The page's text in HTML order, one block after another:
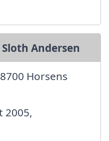
Andersen
Horsens
2005,